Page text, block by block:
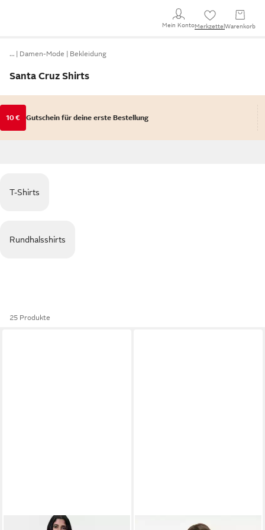
Mein KontoMerkzettel Warenkorb
… Damen-Mode Bekleidung
Santa Cruz Shirts
10 € Gutschein für deine erste Bestellung
T-Shirts
Rundhalsshirts
25 Produkte
SANTA CRUZ